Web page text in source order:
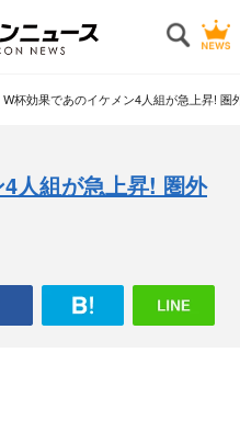
W杯効果であのイケメン4人組が急上昇! 圏
人組が急上昇! 圏外